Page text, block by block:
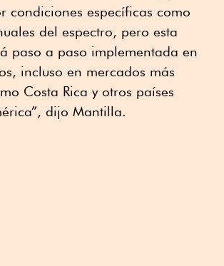
condiciones específicas como
del espectro, pero esta
paso a paso implementada en
incluso en mercados más
Costa Rica y otros países
dijo Mantilla.